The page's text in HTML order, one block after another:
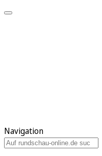
Navigation